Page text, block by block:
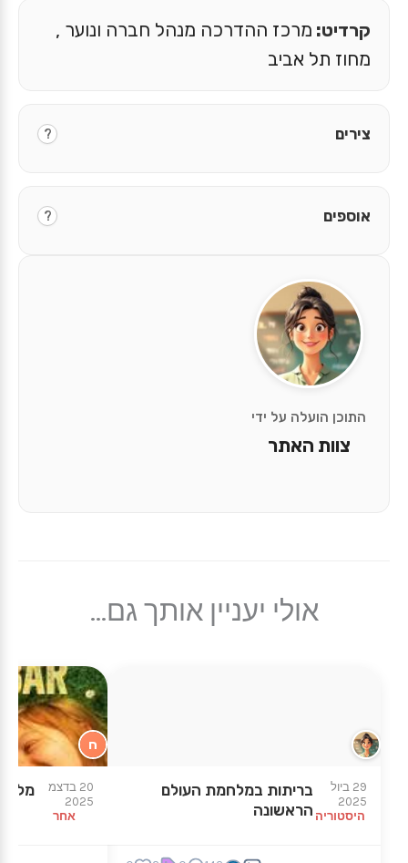
התוכן הועלה על ידי
צוות האתר
קרדיט: מרכז ההדרכה מנהל חברה ונוער ,
מחוז תל אביב
צירים ?
אוספים ?
אולי יעניין אותך גם...
29 ביול
2025
היסטוריה
בריתות במלחמת העולם
הראשונה
ח
20 בדצמ
2025
אחר